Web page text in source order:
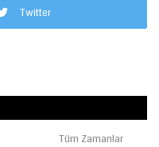
Twitter
Tüm Zamanlar